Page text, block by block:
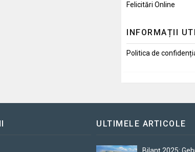
Felicitări Online
INFORMAȚII
Politica de
ULTIMELE ARTICOLE